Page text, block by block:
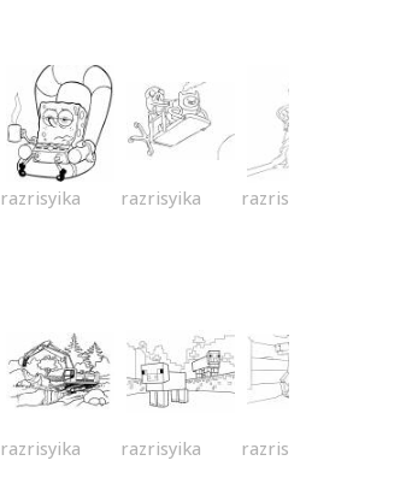
razrisyika razrisyika razrisyika
razrisyika razrisyika razrisyika